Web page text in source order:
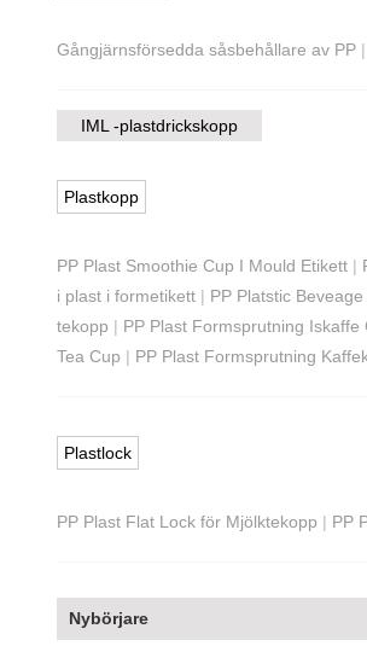
Gångjärnsförsedda såsbehållare av PP |
IML -plastdrickskopp
Plastkopp
PP Plast Smoothie Cup I Mould Etikett |
i plast i formetikett | PP Platstic
tekopp | PP Plast Formsprutning Iskaffe
Tea Cup | PP Plast Formsprutning
Plastlock
PP Plast Flat Lock för Mjölktekopp | PP
Nybörjare